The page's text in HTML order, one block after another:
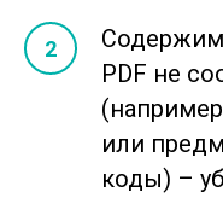
PDF не
или
коды) –